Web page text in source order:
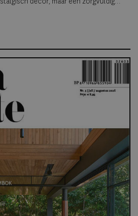
eigentijdse barervaring.